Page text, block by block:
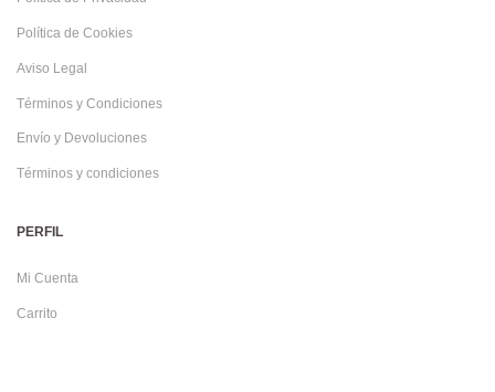
Política de Cookies
Aviso Legal
Términos y Condiciones
Envío y Devoluciones
Términos y condiciones
PERFIL
Mi Cuenta
Carrito